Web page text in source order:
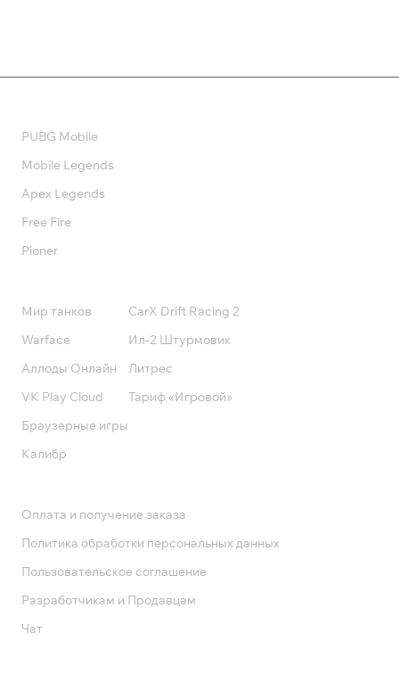
PUBG Mobile
Mobile Legends
Apex Legends
Free Fire
Pioner
Мир танков
Warface
Аллоды Онлайн
VK Play Cloud
Браузерные игры
Калибр
CarX Drift Racing 2
Ил-2 Штурмовик
Литрес
Тариф «Игровой»
Оплата и получение заказа
Политика обработки персональных данных
Пользовательское соглашение
Разработчикам и Продавцам
Чат